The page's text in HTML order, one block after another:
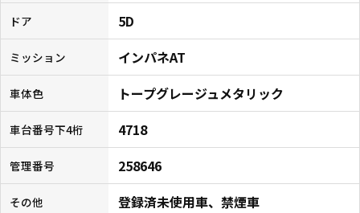
ドア 5D
ミッション インパネAT
車体色 トープグレージュメタリック
車台番号下4桁 4718
管理番号 258646
その他 登録済未使用車、禁煙車